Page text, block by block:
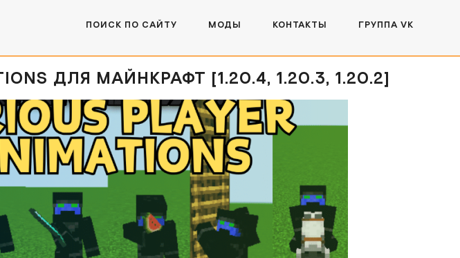
ПОИСК ПО САЙТУ МОДЫ КОНТАКТЫ ГРУППА VK
ДЛЯ МАЙНКРАФТ [1.20.4, 1.20.3, 1.20.2]